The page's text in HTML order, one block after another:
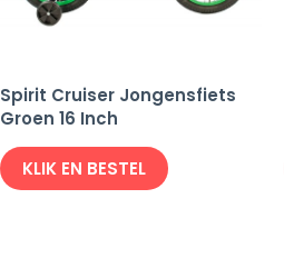
Spirit Cruiser Jongensfiets
Groen 16 Inch
KLIK EN BESTEL